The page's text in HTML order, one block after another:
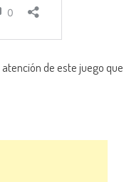
de este juego que